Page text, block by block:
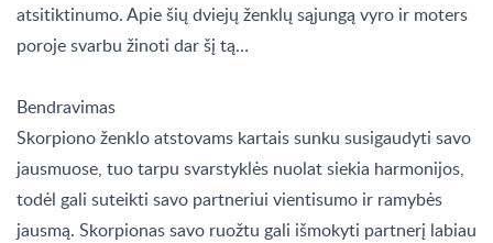
atsitiktinumo. Apie šių dviejų ženklų sąjungą vyro ir moters
poroje svarbu žinoti dar šį tą…
Bendravimas
Skorpiono ženklo atstovams kartais sunku susigaudyti savo
jausmuose, tuo tarpu svarstyklės nuolat siekia harmonijos,
todėl gali suteikti savo partneriui vientisumo ir ramybės
jausmą. Skorpionas savo ruožtu gali išmokyti partnerį labiau